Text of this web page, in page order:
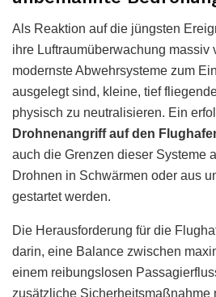
Als Reaktion auf die jüngsten
ihre Luftraumüberwachung massiv
modernste Abwehrsysteme zum
ausgelegt sind, kleine, tief
physisch zu neutralisieren. Ein
Drohnenangriff auf den
auch die Grenzen dieser Systeme
Drohnen in Schwärmen oder aus
gestartet werden.
Die Herausforderung für die
darin, eine Balance zwischen
einem reibungslosen
zusätzliche Sicherheitsmaßnahme